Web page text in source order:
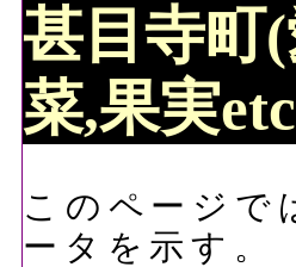
甚目寺町
菜,果実etc
このページで
ータを示す。